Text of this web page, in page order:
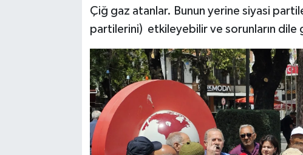
Çiğ gaz atanlar. Bunun yerine siyasi
partilerini) etkileyebilir ve sorunların dile